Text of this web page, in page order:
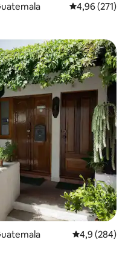
Povprečna
4,96 (271)
značko »Izbira gostov«
Povprečna
4,9 (284)